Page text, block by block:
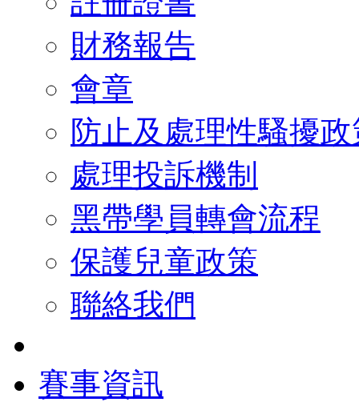
財務報告
會章
防止及處理性騷擾
處理投訴機制
黑帶學員轉會流程
保護兒童政策
聯絡我們
賽事資訊